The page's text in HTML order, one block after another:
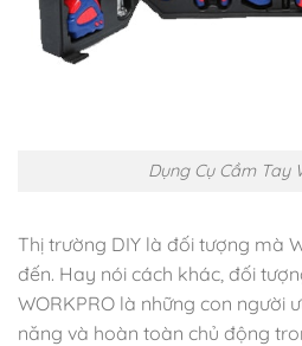
Dụng Cụ Cầm Tay
Thị trường DIY là đối tượng mà
đến. Hay nói cách khác, đối
WORKPRO là những con người
năng và hoàn toàn chủ động